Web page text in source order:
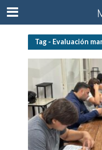
Tag - Evaluación